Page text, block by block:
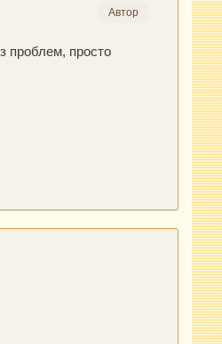
Автор
проблем, просто